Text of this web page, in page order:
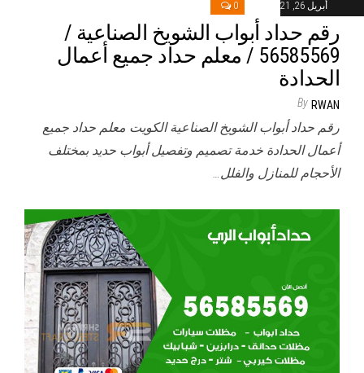
أبريل 26, 2021 0
رقم حداد أبواب الشويخ الصناعية /
56585569 / معلم حداد جميع أعمال
الحدادة
By RWAN
رقم حداد أبواب الشويخ الصناعية الكويت معلم حداد جميع
أعمال الحدادة خدمة تصميم وتفصيل أبواب حديد بمختلف
الأحجام للمنازل والفلل…